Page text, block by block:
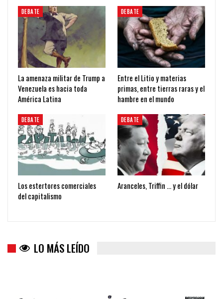
La amenaza militar de Trump a
Venezuela es hacia toda
América Latina
Entre el Litio y materias
primas, entre tierras raras y el
hambre en el mundo
DEBATE
Los estertores comerciales
del capitalismo
DEBATE
Aranceles, Triffin … y el dólar